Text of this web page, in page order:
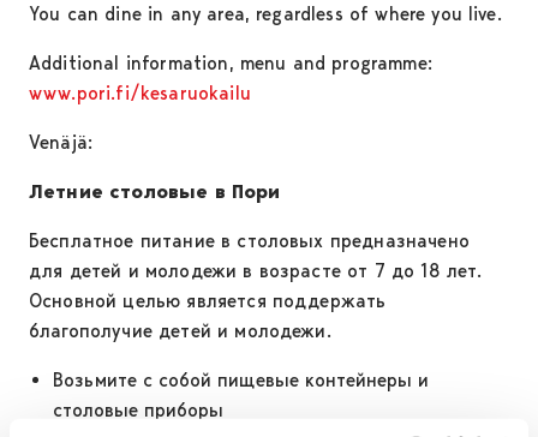
You can dine in any area, regardless of where you live.
Additional information, menu and programme:
www.pori.fi/kesaruokailu
Venäjä:
Летние столовые в Пори
Бесплатное питание в столовых предназначено
для детей и молодежи в возрасте от 7 до 18 лет.
Основной целью является поддержать
благополучие детей и молодежи.
Возьмите с собой пищевые контейнеры и
столовые приборы